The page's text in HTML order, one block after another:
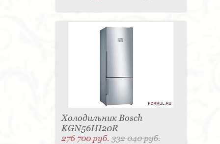
Холодильник Bosch
KGN56HI20R
276 700 руб.332 040 руб.